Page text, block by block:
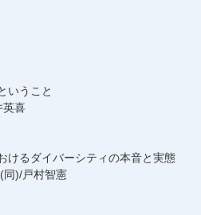
いうこと
英喜
けるダイバーシティの本音と実態
同)/戸村智憲